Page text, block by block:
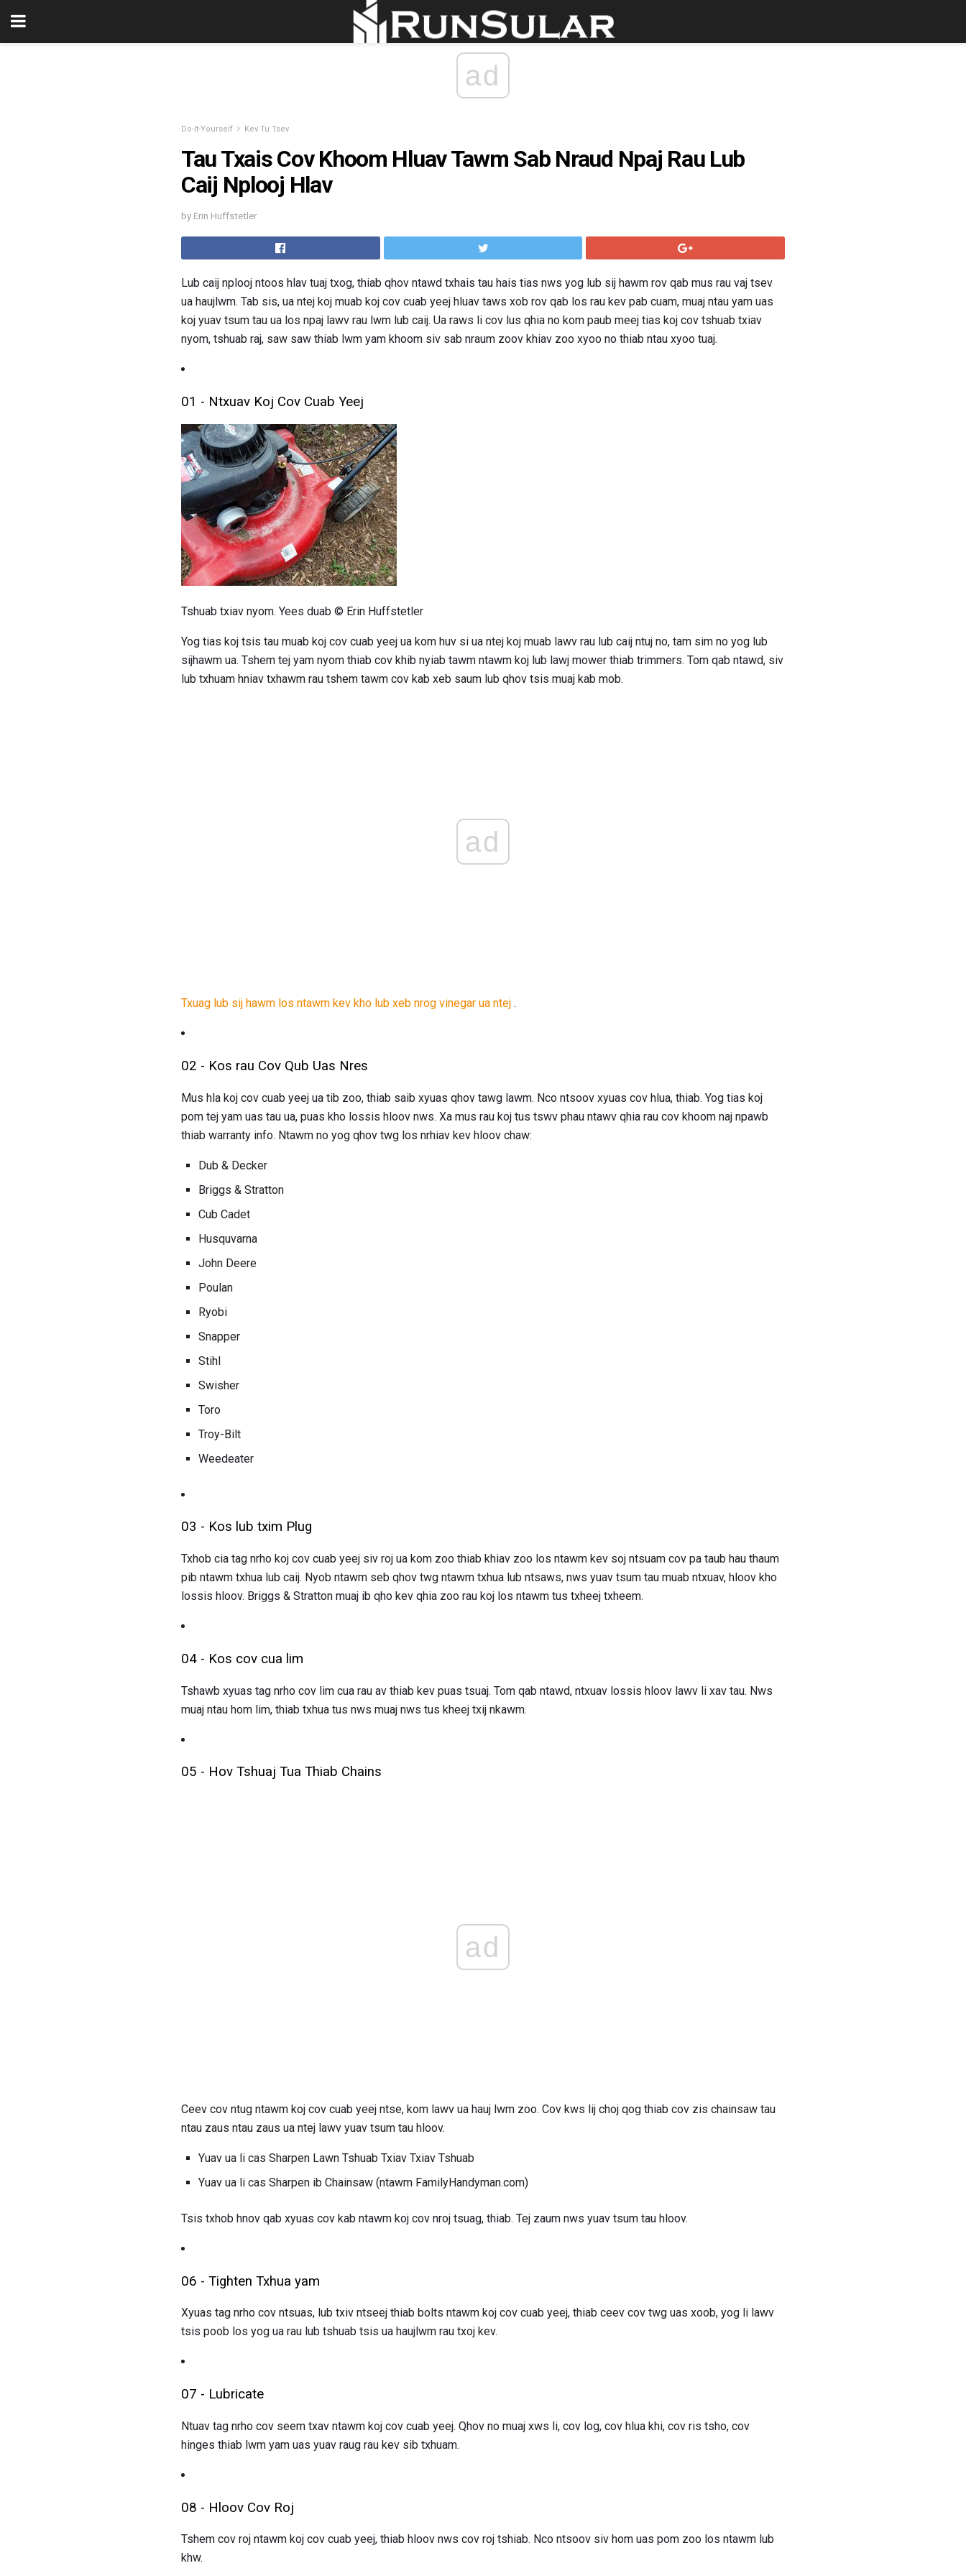
ad
Do-It-Yourself Kev Tu Tsev
Tau Txais Cov Khoom Hluav Tawm Sab Nraud Npaj Rau Lub
Caij Nplooj Hlav
by Erin Huffstetler
Lub caij nplooj ntoos hlav tuaj txog, thiab qhov ntawd txhais tau hais tias nws yog lub sij hawm rov qab mus rau vaj tsev
ua haujlwm. Tab sis, ua ntej koj muab koj cov cuab yeej hluav taws xob rov qab los rau kev pab cuam, muaj ntau yam uas
koj yuav tsum tau ua los npaj lawv rau lwm lub caij. Ua raws li cov lus qhia no kom paub meej tias koj cov tshuab txiav
nyom, tshuab raj, saw saw thiab lwm yam khoom siv sab nraum zoov khiav zoo xyoo no thiab ntau xyoo tuaj.
01 - Ntxuav Koj Cov Cuab Yeej
Tshuab txiav nyom. Yees duab © Erin Huffstetler
Yog tias koj tsis tau muab koj cov cuab yeej ua kom huv si ua ntej koj muab lawv rau lub caij ntuj no, tam sim no yog lub
sijhawm ua. Tshem tej yam nyom thiab cov khib nyiab tawm ntawm koj lub lawj mower thiab trimmers. Tom qab ntawd, siv
lub txhuam hniav txhawm rau tshem tawm cov kab xeb saum lub qhov tsis muaj kab mob.
ad
Txuag lub sij hawm los ntawm kev kho lub xeb nrog vinegar ua ntej .
02 - Kos rau Cov Qub Uas Nres
Mus hla koj cov cuab yeej ua tib zoo, thiab saib xyuas qhov tawg lawm. Nco ntsoov xyuas cov hlua, thiab. Yog tias koj
pom tej yam uas tau ua, puas kho lossis hloov nws. Xa mus rau koj tus tswv phau ntawv qhia rau cov khoom naj npawb
thiab warranty info. Ntawm no yog qhov twg los nrhiav kev hloov chaw:
Dub & Decker
Briggs & Stratton
Cub Cadet
Husquvarna
John Deere
Poulan
Ryobi
Snapper
Stihl
Swisher
Toro
Troy-Bilt
Weedeater
03 - Kos lub txim Plug
Txhob cia tag nrho koj cov cuab yeej siv roj ua kom zoo thiab khiav zoo los ntawm kev soj ntsuam cov pa taub hau thaum
pib ntawm txhua lub caij. Nyob ntawm seb qhov twg ntawm txhua lub ntsaws, nws yuav tsum tau muab ntxuav, hloov kho
lossis hloov. Briggs & Stratton muaj ib qho kev qhia zoo rau koj los ntawm tus txheej txheem.
04 - Kos cov cua lim
Tshawb xyuas tag nrho cov lim cua rau av thiab kev puas tsuaj. Tom qab ntawd, ntxuav lossis hloov lawv li xav tau. Nws
muaj ntau hom lim, thiab txhua tus nws muaj nws tus kheej txij nkawm.
05 - Hov Tshuaj Tua Thiab Chains
ad
Ceev cov ntug ntawm koj cov cuab yeej ntse, kom lawv ua hauj lwm zoo. Cov kws lij choj qog thiab cov zis chainsaw tau
ntau zaus ntau zaus ua ntej lawv yuav tsum tau hloov.
Yuav ua li cas Sharpen Lawn Tshuab Txiav Txiav Tshuab
Yuav ua li cas Sharpen ib Chainsaw (ntawm FamilyHandyman.com)
Tsis txhob hnov ​​qab xyuas cov kab ntawm koj cov nroj tsuag, thiab. Tej zaum nws yuav tsum tau hloov.
06 - Tighten Txhua yam
Xyuas tag nrho cov ntsuas, lub txiv ntseej thiab bolts ntawm koj cov cuab yeej, thiab ceev cov twg uas xoob, yog li lawv
tsis poob los yog ua rau lub tshuab tsis ua haujlwm rau txoj kev.
07 - Lubricate
Ntuav tag nrho cov seem txav ntawm koj cov cuab yeej. Qhov no muaj xws li, cov log, cov hlua khi, cov ris tsho, cov
hinges thiab lwm yam uas yuav raug rau kev sib txhuam.
08 - Hloov Cov Roj
Tshem cov roj ntawm koj cov cuab yeej, thiab hloov nws cov roj tshiab. Nco ntsoov siv hom uas pom zoo los ntawm lub
khw.